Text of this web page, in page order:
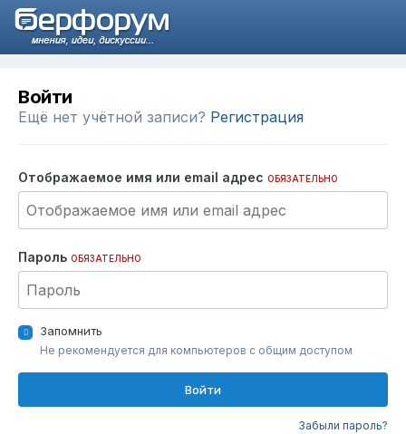
Войти
Ещё нет учётной записи? Регистрация
Отображаемое имя или email адрес ОБЯЗАТЕЛЬНО
Пароль ОБЯЗАТЕЛЬНО
Запомнить
Не рекомендуется для компьютеров с общим доступом
Войти
Забыли пароль?